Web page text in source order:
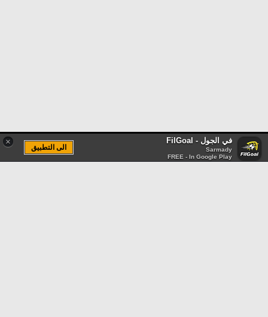
× في الجول - FilGoal
Sarmady
FREE - In Google Play
الى التطبيق